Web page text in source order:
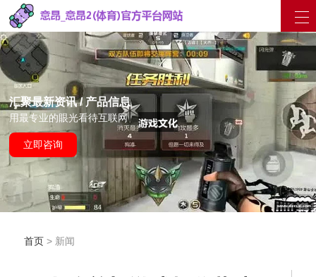
汇聚最新资讯 / 产品信息
用最专业的眼光看待互联网
立即咨询
首页> 新闻